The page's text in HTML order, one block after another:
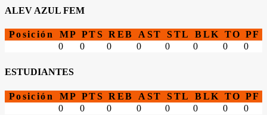
ALEV AZUL FEM
Posición MP PTS REB AST STL BLK TO PF
0
0 0 0 0 0 0 0
ESTUDIANTES
Posición MP PTS REB AST STL BLK TO PF
0
0 0 0 0 0 0 0